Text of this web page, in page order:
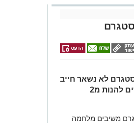
לא נשאר חייב
ושחרר עדכון שממשיך את הפינג פונג. ואנחנו? מנסים להנות מ2
משיבים מלחמה